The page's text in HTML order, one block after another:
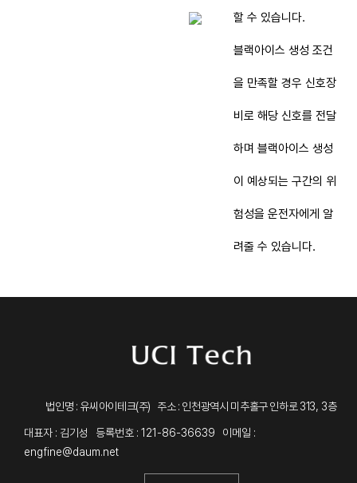
할 수 있습니다.
블랙아이스 생성 조건
을 만족할 경우 신호장
비로 해당 신호를 전달
하며 블랙아이스 생성
이 예상되는 구간의 위
험성을 운전자에게 알
려줄 수 있습니다.
법인명 : 유씨아이테크(주) 주소 : 인천광역시 미추홀구 인하로 313, 3층
대표자 : 김기성 등록번호 : 121-86-36639 이메일 :
engfine@daum.net